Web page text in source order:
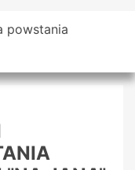
powstania